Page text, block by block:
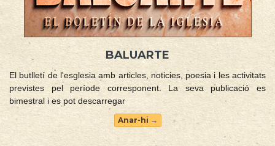
BALUARTE
El butlletí de l'esglesia amb articles, noticies, poesia i les activitats
previstes pel període corresponent. La seva publicació es
bimestral i es pot descarregar
Anar-hi →